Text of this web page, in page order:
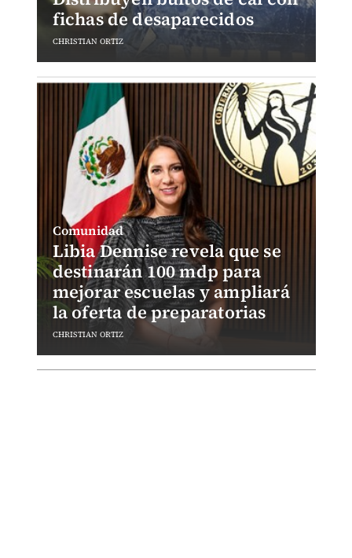
fichas de desaparecidos
CHRISTIAN ORTIZ
Libia Dennise revela que se
destinarán 100 mdp para
mejorar escuelas y ampliará
la oferta de preparatorias
Comunidad
CHRISTIAN ORTIZ